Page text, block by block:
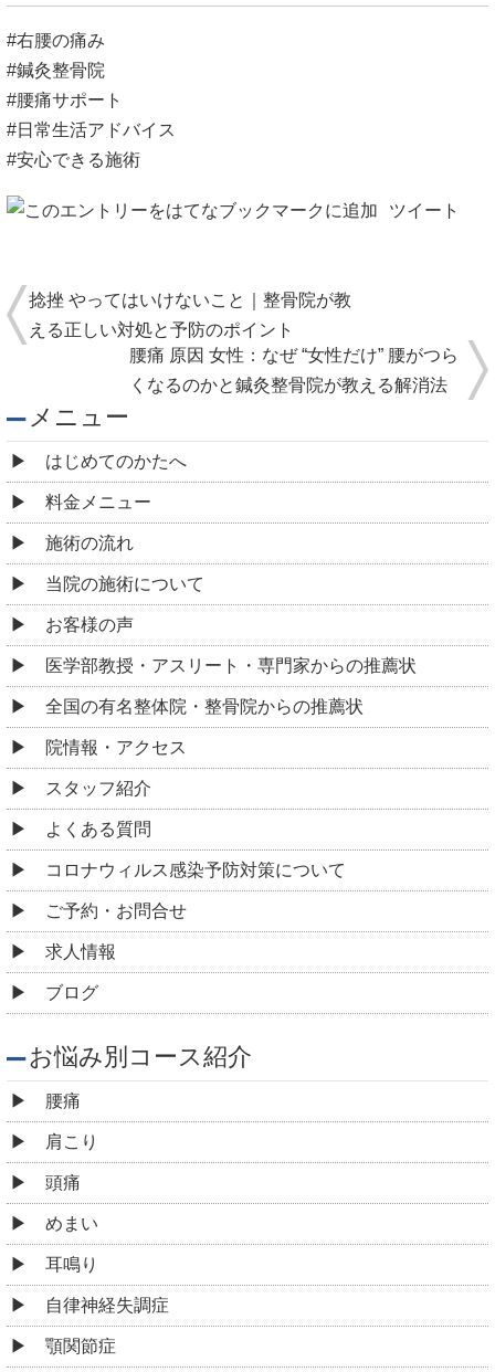
#右腰の痛み
#鍼灸整骨院
#腰痛サポート
#日常生活アドバイス
#安心できる施術
ツイート
捻挫 やってはいけないこと｜整骨院が教
える正しい対処と予防のポイント
腰痛 原因 女性：なぜ “女性だけ” 腰がつら
くなるのかと鍼灸整骨院が教える解消法
メニュー
はじめてのかたへ
料金メニュー
施術の流れ
当院の施術について
お客様の声
医学部教授・アスリート・専門家からの推薦状
全国の有名整体院・整骨院からの推薦状
院情報・アクセス
スタッフ紹介
よくある質問
コロナウィルス感染予防対策について
ご予約・お問合せ
求人情報
ブログ
お悩み別コース紹介
腰痛
肩こり
頭痛
めまい
耳鳴り
自律神経失調症
顎関節症